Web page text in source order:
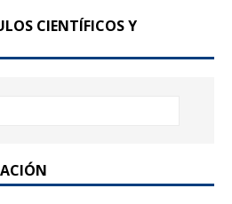
CIENTÍFICOS Y